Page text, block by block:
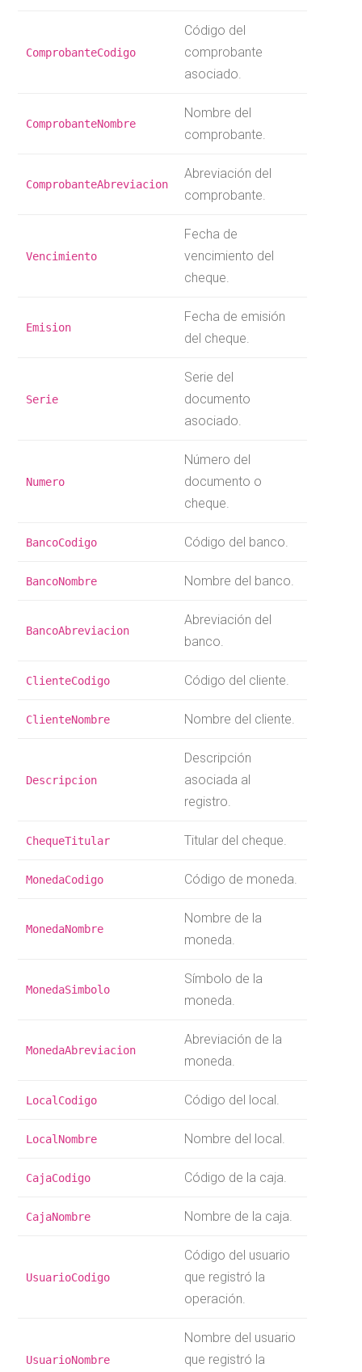
ComprobanteCodigo
Código del
comprobante
asociado.
ComprobanteNombre
Nombre del
comprobante.
ComprobanteAbreviacion
Abreviación del
comprobante.
Vencimiento
Fecha de
vencimiento del
cheque.
Emision
Fecha de emisión
del cheque.
Serie
Serie del
documento
asociado.
Numero
Número del
documento o
cheque.
BancoCodigo Código del banco.
BancoNombre Nombre del banco.
BancoAbreviacion
Abreviación del
banco.
ClienteCodigo Código del cliente.
ClienteNombre Nombre del cliente.
Descripcion
Descripción
asociada al
registro.
ChequeTitular Titular del cheque.
MonedaCodigo Código de moneda.
MonedaNombre
Nombre de la
moneda.
MonedaSimbolo
Símbolo de la
moneda.
MonedaAbreviacion
Abreviación de la
moneda.
LocalCodigo Código del local.
LocalNombre Nombre del local.
CajaCodigo Código de la caja.
CajaNombre Nombre de la caja.
UsuarioCodigo
Código del usuario
que registró la
operación.
UsuarioNombre
Nombre del usuario
que registró la